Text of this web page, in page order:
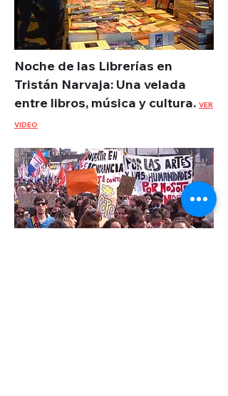
Noche de las Librerías en
Tristán Narvaja: Una velada
entre libros, música y cultura. VER
VIDEO